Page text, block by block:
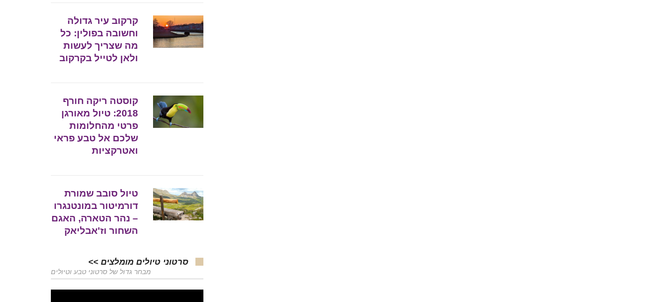
קרקוב עיר גדולה
וחשובה בפולין: כל
מה שצריך לעשות
ולאן לטייל בקרקוב
קוסטה ריקה חורף
2018: טיול מאורגן
פרטי מהחלומות
שלכם אל טבע פראי
ואטרקציות
טיול סובב שמורת
דורמיטור במונטנגרו
– נהר הטארה, האגם
השחור וז'אבליאק
סרטוני טיולים מומלצים >>
מבחר גדול של סרטוני טבע וטיולים